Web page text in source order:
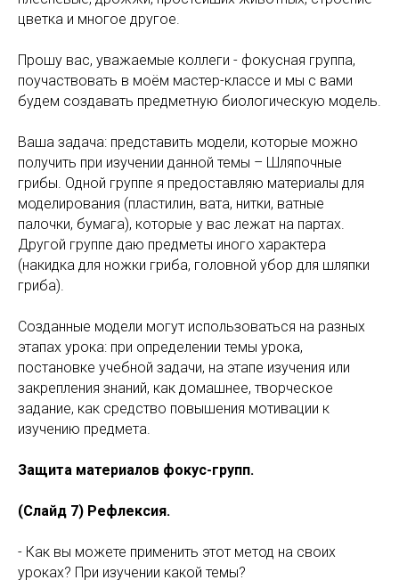
цветка и многое другое.
Прошу вас, уважаемые коллеги - фокусная группа,
поучаствовать в моём мастер-классе и мы с вами
будем создавать предметную биологическую модель.
Ваша задача: представить модели, которые можно
получить при изучении данной темы – Шляпочные
грибы. Одной группе я предоставляю материалы для
моделирования (пластилин, вата, нитки, ватные
палочки, бумага), которые у вас лежат на партах.
Другой группе даю предметы иного характера
(накидка для ножки гриба, головной убор для шляпки
гриба).
Созданные модели могут использоваться на разных
этапах урока: при определении темы урока,
постановке учебной задачи, на этапе изучения или
закрепления знаний, как домашнее, творческое
задание, как средство повышения мотивации к
изучению предмета.
Защита материалов фокус-групп.
(Слайд 7) Рефлексия.
- Как вы можете применить этот метод на своих
уроках? При изучении какой темы?